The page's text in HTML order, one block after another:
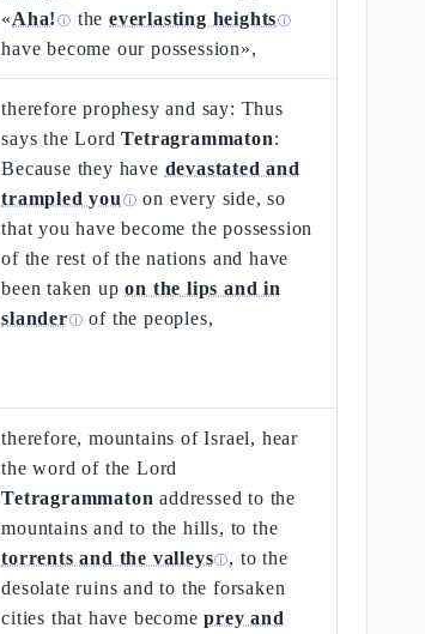
«Aha! ⓘ theeverlasting heightsⓘ
have become our possession»,
therefore prophesy and say: Thus
says the LordTetragrammaton:
Because they have devastated and
trampled you ⓘ on every side, so
that you have become the possession
of the rest of the nations and have
been taken upon the lips and in
slanderⓘ of the peoples,
therefore, mountains of Israel, hear
the word of the Lord
Tetragrammaton addressed to the
mountains and to the hills, to the
torrents and the valleysⓘ, to the
desolate ruins and to the forsaken
cities that have becomeprey and